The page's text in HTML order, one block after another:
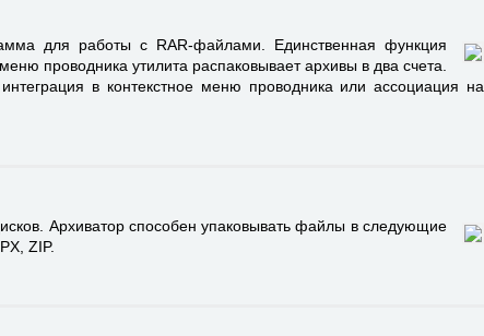
для работы с RAR-файлами. Единственная функция
проводника утилита распаковывает архивы в два счета.
в контекстное меню проводника или ассоциация на
Архиватор способен упаковывать файлы в следующие
ZIP.